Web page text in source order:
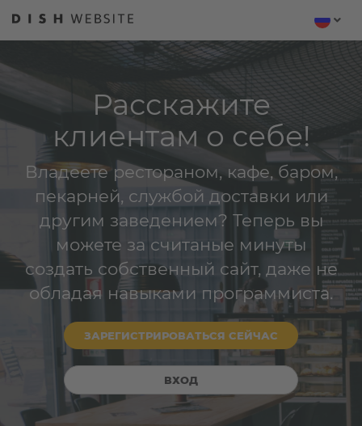
Расскажите
клиентам о себе!
Владеете рестораном, кафе, баром,
пекарней, службой доставки или
другим заведением? Теперь вы
можете за считаные минуты
создать собственный сайт, даже не
обладая навыками программиста.
ЗАРЕГИСТРИРОВАТЬСЯ СЕЙЧАС
ВХОД